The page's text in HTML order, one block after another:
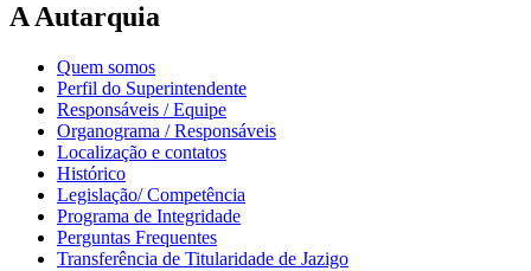
A Autarquia
Quem somos
Perfil do Superintendente
Responsáveis / Equipe
Organograma / Responsáveis
Localização e contatos
Histórico
Legislação/ Competência
Programa de Integridade
Perguntas Frequentes
Transferência de Titularidade de Jazigo